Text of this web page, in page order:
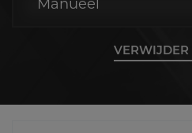
Manueel
VERWIJDER